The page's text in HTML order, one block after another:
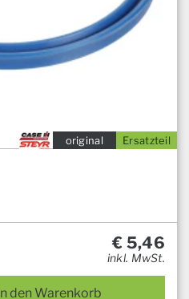
Ersatzteil
original
€ 5,46
inkl. MwSt.
In den Warenkorb